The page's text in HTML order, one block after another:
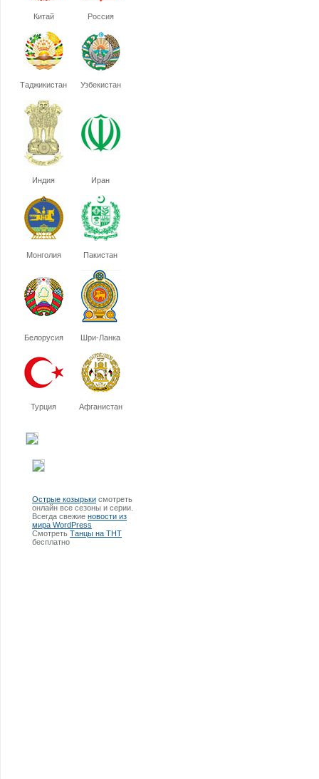
Китай Россия
Таджикистан Узбекистан
Индия Иран
Монголия Пакистан
Белорусия Шри-Ланка
Турция Афганистан
Острые козырьки смотреть
онлайн все сезоны и серии.
Всегда свежие новости из
мира WordPress
Смотреть Танцы на ТНТ
бесплатно